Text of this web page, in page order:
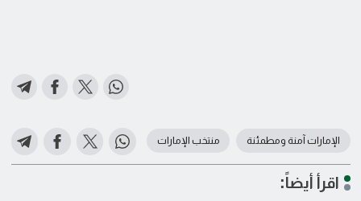
الإمارات آمنة ومطمئنة منتخب الإمارات
اقرأ أيضاً: